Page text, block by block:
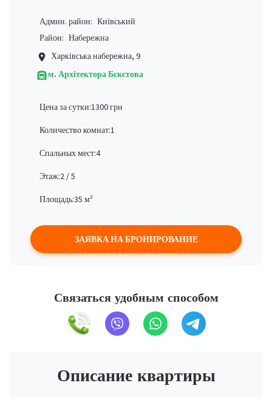
Админ. район: Київський
Район: Набережна
place Харківська набережна, 9
subwayм. Архітектора Бєкєтова
Цена за сутки:1300 грн
Количество комнат:1
Спальных мест:4
Этаж:2 / 5
Площадь:35 м²
ЗАЯВКА НА БРОНИРОВАНИЕ
Связаться удобным способом
Описание квартиры